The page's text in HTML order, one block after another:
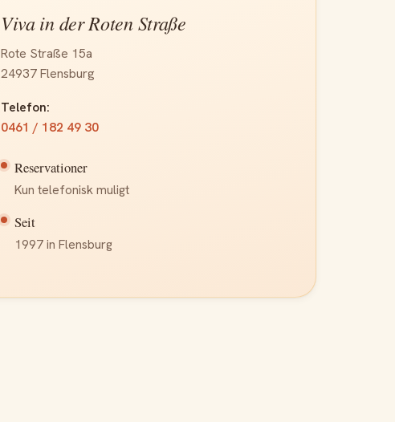
Viva in der Roten Straße
Rote Straße 15a
24937 Flensburg
Telefon:
0461 / 182 49 30
Reservationer
Kun telefonisk muligt
Seit
1997 in Flensburg